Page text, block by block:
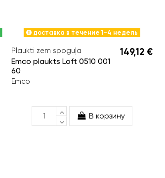
доставка в течение 1-4 недель
Plaukti zem spoguļa
Emco plaukts Loft 0510 001
60
Emco
149,12 €
В корзину